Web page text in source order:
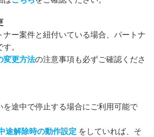
ナー案件と紐付いている場合、パートナ
。
変更方法の注意事項も必ずご確認くださ
を途中で停止する場合にご利用可能で
途解除時の動作設定 をしていれば、そ